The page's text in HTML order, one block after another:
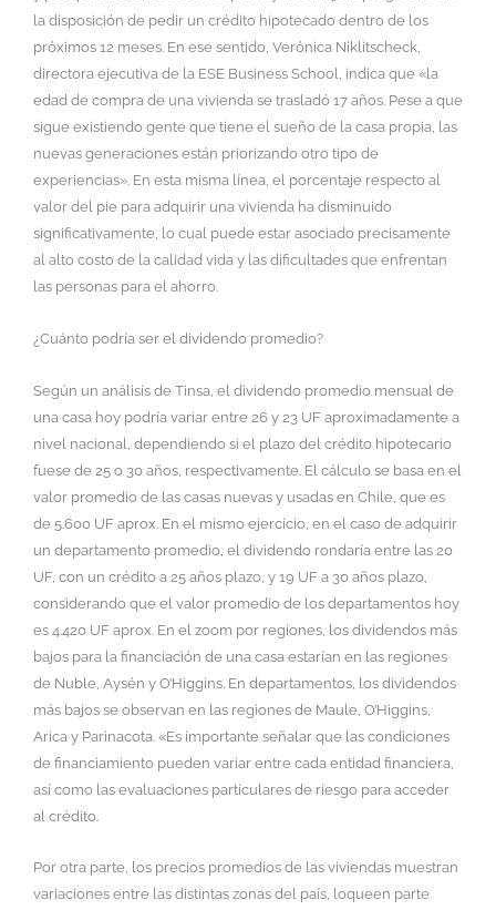
la disposición de pedir un crédito hipotecado dentro de los
próximos 12 meses. En ese sentido, Verónica Niklitscheck,
directora ejecutiva de la ESE Business School, indica que «la
edad de compra de una vivienda se trasladó 17 años. Pese a que
sigue existiendo gente que tiene el sueño de la casa propia, las
nuevas generaciones están priorizando otro tipo de
experiencias». En esta misma línea, el porcentaje respecto al
valor del pie para adquirir una vivienda ha disminuido
significativamente, lo cual puede estar asociado precisamente
al alto costo de la calidad vida y las dificultades que enfrentan
las personas para el ahorro.
¿Cuánto podría ser el dividendo promedio?
Según un análisis de Tinsa, el dividendo promedio mensual de
una casa hoy podría variar entre 26 y 23 UF aproximadamente a
nivel nacional, dependiendo si el plazo del crédito hipotecario
fuese de 25 o 30 años, respectivamente. El cálculo se basa en el
valor promedio de las casas nuevas y usadas en Chile, que es
de 5.600 UF aprox. En el mismo ejercicio, en el caso de adquirir
un departamento promedio, el dividendo rondaría entre las 20
UF, con un crédito a 25 años plazo, y 19 UF a 30 años plazo,
considerando que el valor promedio de los departamentos hoy
es 4.420 UF aprox. En el zoom por regiones, los dividendos más
bajos para la financiación de una casa estarían en las regiones
de Nuble, Aysén y O’Higgins. En departamentos, los dividendos
más bajos se observan en las regiones de Maule, O’Higgins,
Arica y Parinacota. «Es importante señalar que las condiciones
de financiamiento pueden variar entre cada entidad financiera,
así como las evaluaciones particulares de riesgo para acceder
al crédito.
Por otra parte, los precios promedios de las viviendas muestran
variaciones entre las distintas zonas del país, loqueen parte